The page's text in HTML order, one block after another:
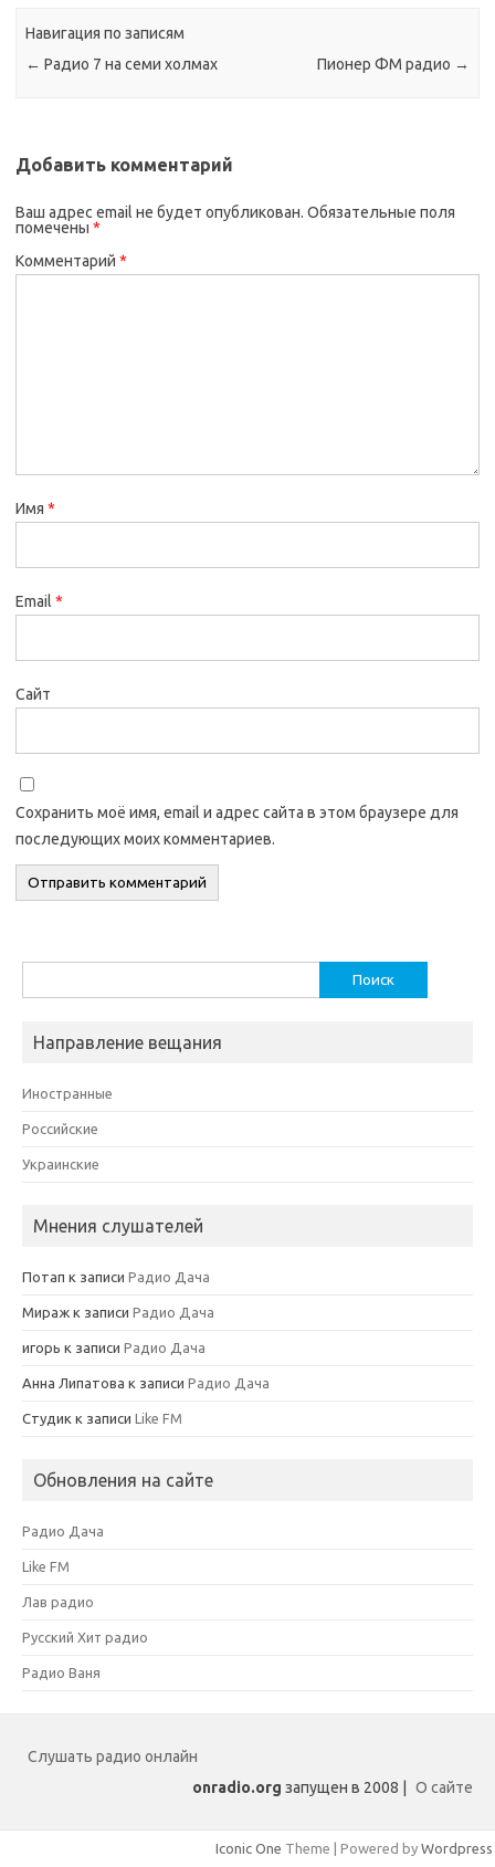
Навигация по записям
← Радио 7 на семи холмах Пионер ФМ радио →
Добавить комментарий
Ваш адрес email не будет опубликован. Обязательные поля
помечены *
Комментарий *
Имя *
Email *
Сайт
Сохранить моё имя, email и адрес сайта в этом браузере для
последующих моих комментариев.
Направление вещания
Иностранные
Российские
Украинские
Мнения слушателей
Потап к записи Радио Дача
Мираж к записи Радио Дача
игорь к записи Радио Дача
Анна Липатова к записи Радио Дача
Студик к записи Like FM
Обновления на сайте
Радио Дача
Like FM
Лав радио
Русский Хит радио
Радио Ваня
Слушать радио онлайн
onradio.org запущен в 2008 | О сайте
Iconic One Theme | Powered by Wordpress